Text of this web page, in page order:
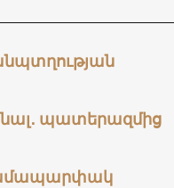
պատերազմից